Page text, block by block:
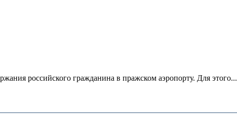
российского гражданина в пражском аэропорту. Для этого...